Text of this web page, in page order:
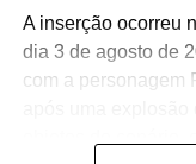
Transmissão:perfil
Twitch:https://
*As datas e
Urban convida
em nova coleção
A Urban, marca
A inserção ocorreu
dia 3 de agosto de
com a personagem